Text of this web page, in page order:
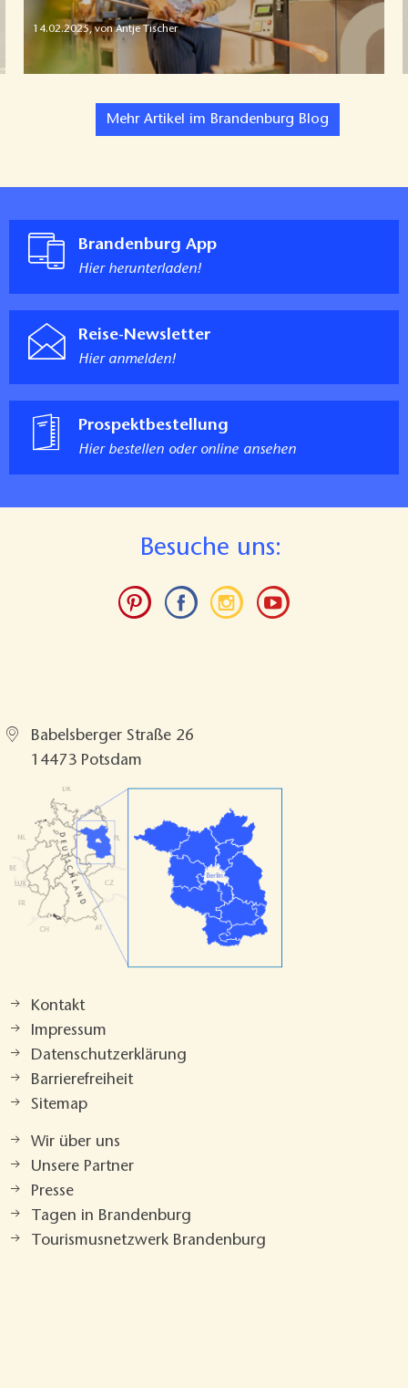
14.02.2025,von Antje Tischer
Mehr Artikel im Brandenburg Blog
Brandenburg App
Hier herunterladen!
Reise-Newsletter
Hier anmelden!
Prospektbestellung
Hier bestellen oder online ansehen
Besuche uns:
Babelsberger Straße 26
14473 Potsdam
Kontakt
Impressum
Datenschutzerklärung
Barrierefreiheit
Sitemap
Wir über uns
Unsere Partner
Presse
Tagen in Brandenburg
Tourismusnetzwerk Brandenburg